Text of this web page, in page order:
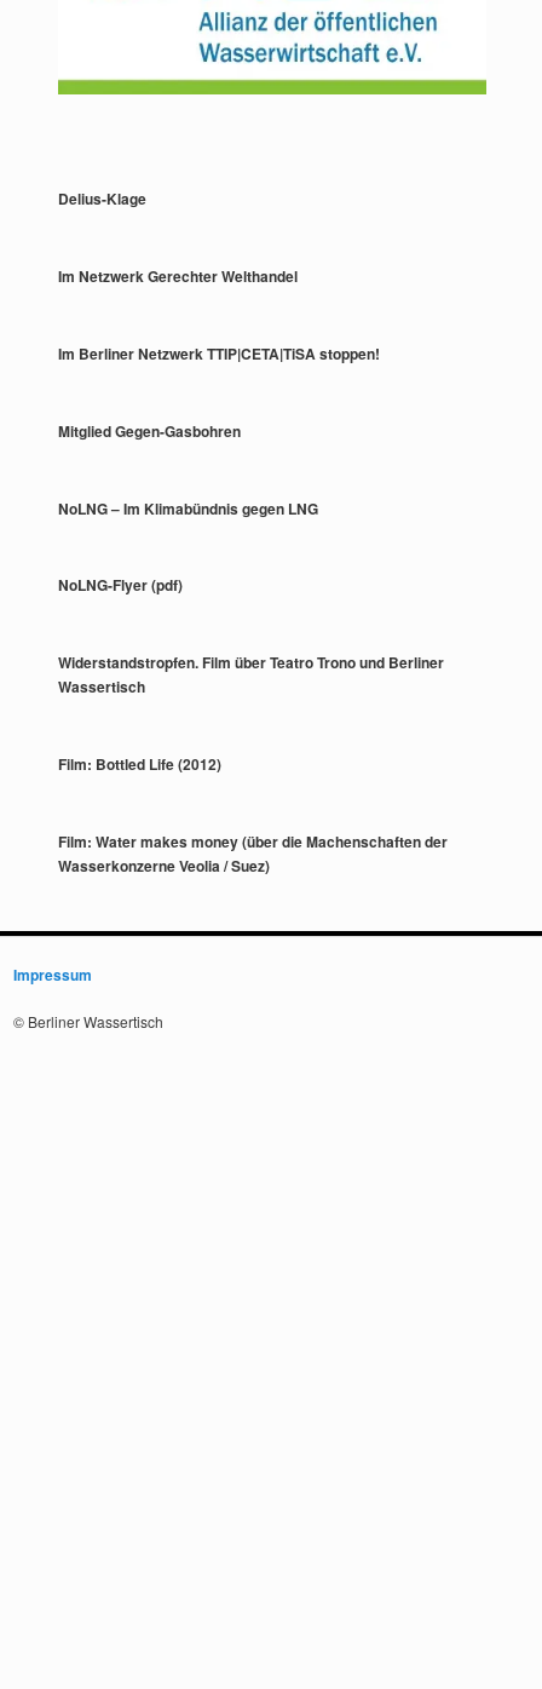
Delius-Klage
Im Netzwerk Gerechter Welthandel
Im Berliner Netzwerk TTIP|CETA|TiSA stoppen!
Mitglied Gegen-Gasbohren
NoLNG – Im Klimabündnis gegen LNG
NoLNG-Flyer (pdf)
Widerstandstropfen. Film über Teatro Trono und Berliner
Wassertisch
Film: Bottled Life (2012)
Film: Water makes money (über die Machenschaften der
Wasserkonzerne Veolia / Suez)
Impressum
© Berliner Wassertisch